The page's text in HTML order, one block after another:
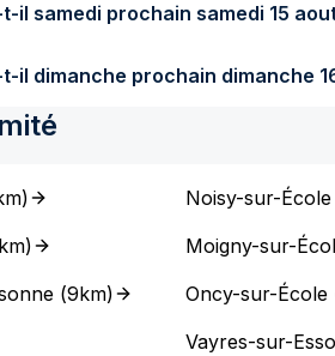
Quel temps fera-t-il samedi
Quel temps fera-t-il
)
)
(9km)
Noisy-sur-École
Moigny-sur-
Oncy-sur-École
Vayres-sur-